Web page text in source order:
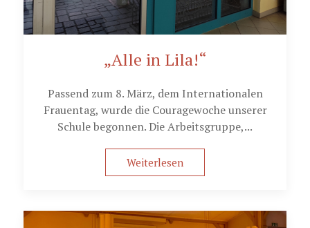
„Alle in Lila!“
Passend zum 8. März, dem Internationalen
Frauentag, wurde die Couragewoche unserer
Schule begonnen. Die Arbeitsgruppe,...
Weiterlesen